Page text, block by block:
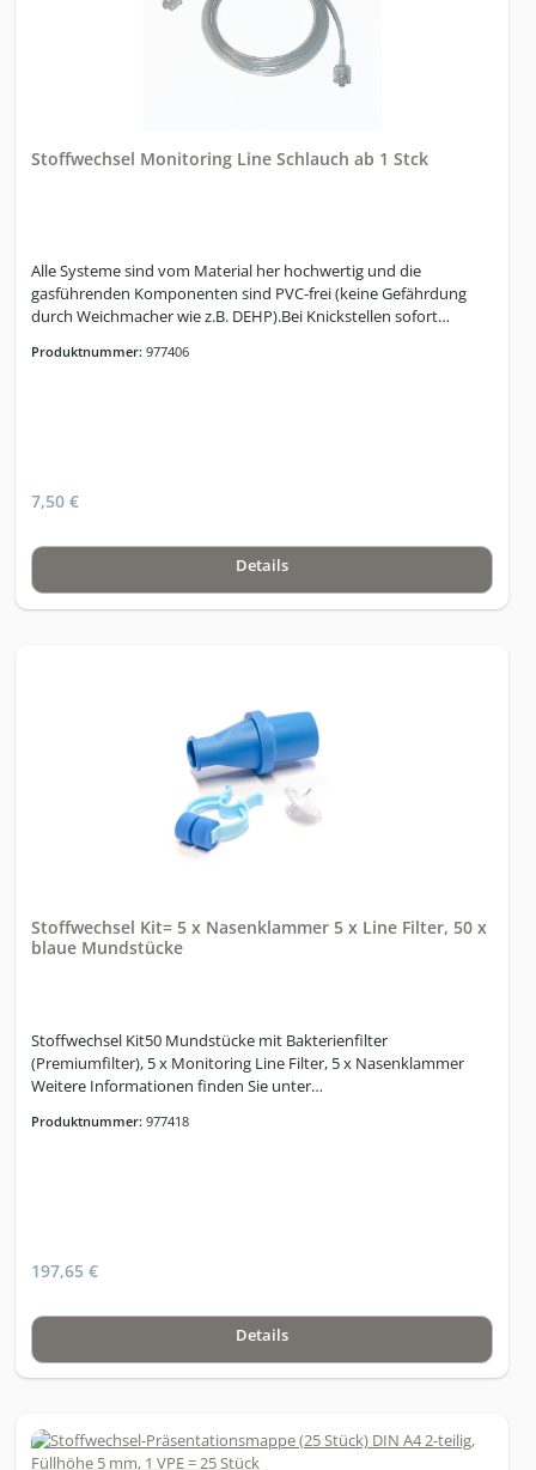
Stoffwechsel Monitoring Line Schlauch ab 1 Stck
Alle Systeme sind vom Material her hochwertig und die
gasführenden Komponenten sind PVC-frei (keine Gefährdung
durch Weichmacher wie z.B. DEHP).Bei Knickstellen sofort
finden Sie unter www.stoffwechselmessung.de
Produktnummer: 977406
7,50 €
Details
Stoffwechsel Kit= 5 x Nasenklammer 5 x Line Filter, 50 x
blaue Mundstücke
Stoffwechsel Kit50 Mundstücke mit Bakterienfilter
(Premiumfilter), 5 x Monitoring Line Filter, 5 x Nasenklammer
Weitere Informationen finden Sie unter
Produktnummer: 977418
197,65 €
Details